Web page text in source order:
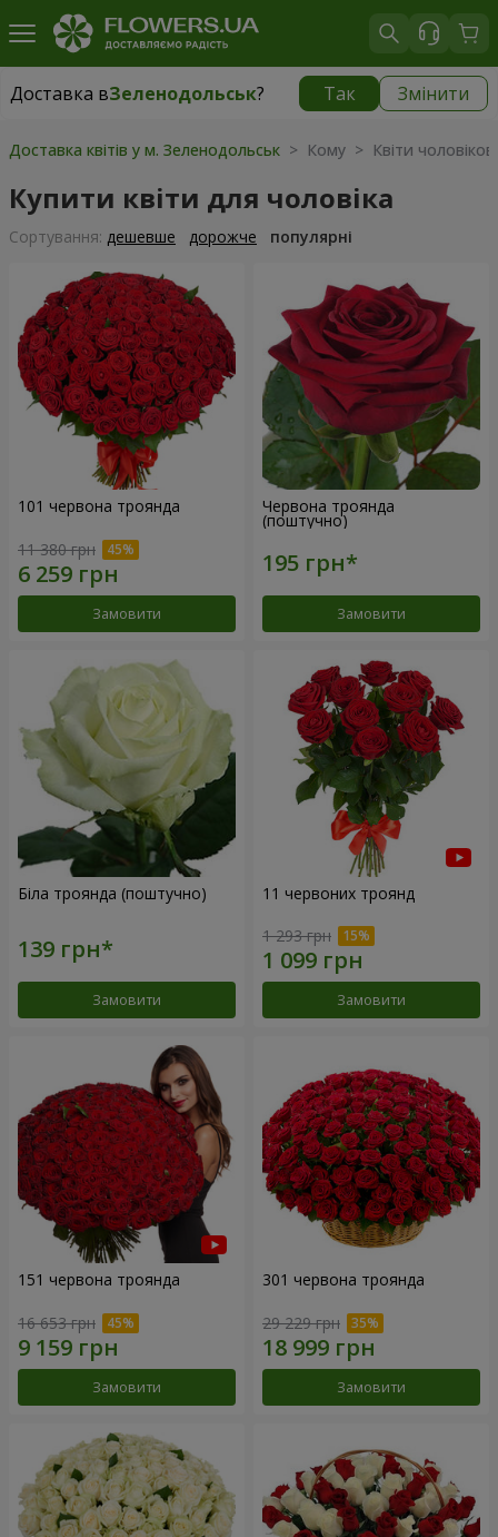
Доставка вЗеленодольськ? Так Змінити
Доставка вЗеленодольськ|725 грн
Доставка квітів у м. Зеленодольськ > Кому > Квіти чоловікові
Купити квіти для чоловіка
Сортування: дешевше дорожче популярні
101 червона троянда
11 380 грн
Замовити
Червона троянда
(поштучно)
Замовити
Біла троянда (поштучно)
Замовити
11 червоних троянд
1 293 грн
Замовити
151 червона троянда
16 653 грн
Замовити
301 червона троянда
29 229 грн
Замовити